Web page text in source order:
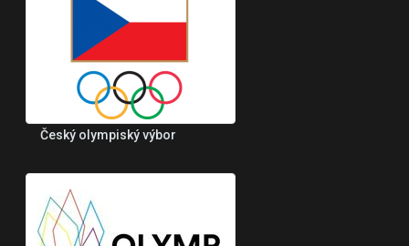
Český olympiský výbor